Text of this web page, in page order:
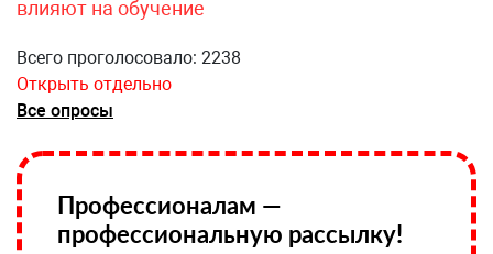
влияют на обучение
Всего проголосовало: 2238
Открыть отдельно
Все опросы
Профессионалам —
профессиональную рассылку!